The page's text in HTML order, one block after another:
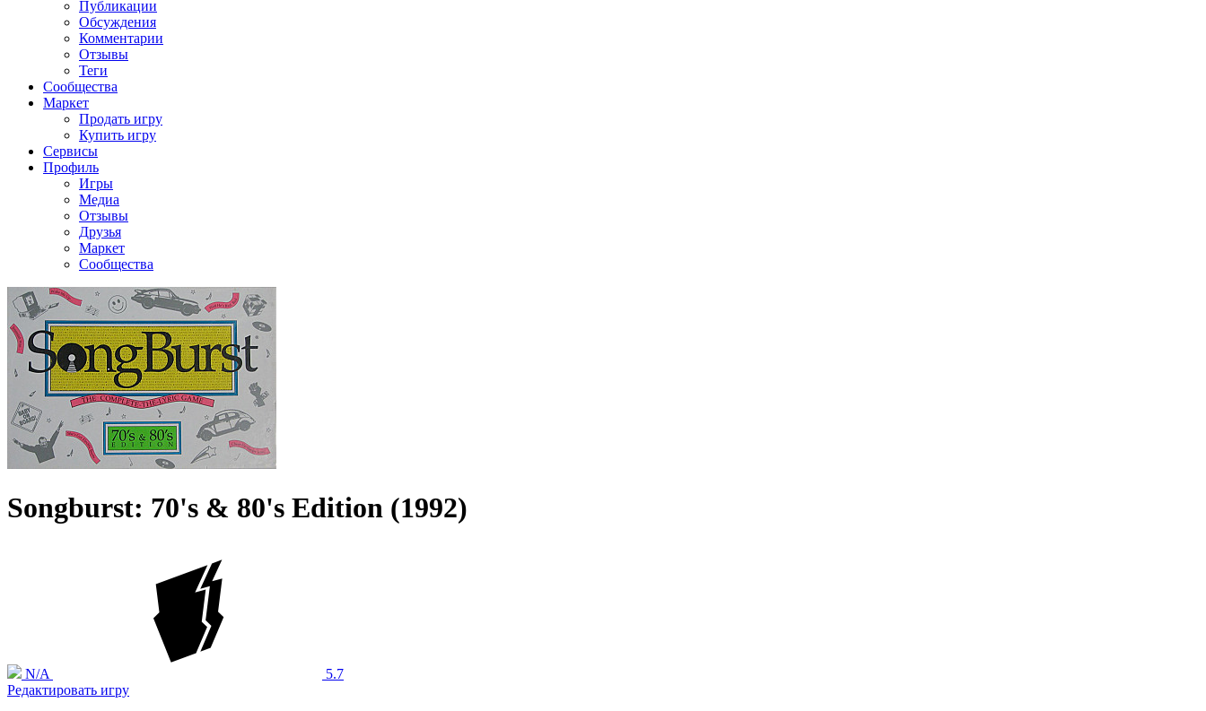
Публикации
Обсуждения
Комментарии
Отзывы
Теги
Сообщества
Маркет
Продать игру
Купить игру
Сервисы
Профиль
Игры
Медиа
Отзывы
Друзья
Маркет
Сообщества
Songburst: 70's & 80's Edition (1992)
N/A
5.7
Редактировать игру